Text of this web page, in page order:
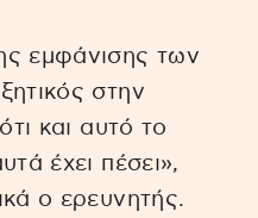
εμφάνισης των
στην
και αυτό το
έχει πέσει»,
ο ερευνητής.